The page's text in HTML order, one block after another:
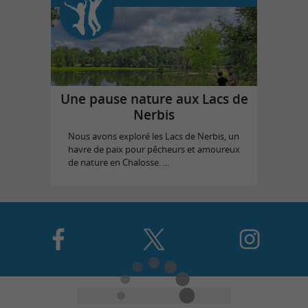
Une pause nature aux Lacs de
Nerbis
Nous avons exploré les Lacs de Nerbis, un
havre de paix pour pêcheurs et amoureux
de nature en Chalosse. ...